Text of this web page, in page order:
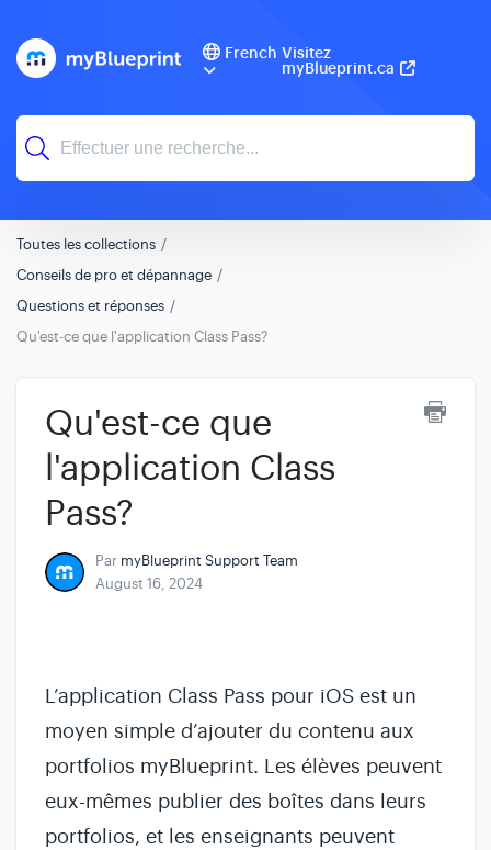
French Visitez
myBlueprint.ca
Toutes les collections
Conseils de pro et dépannage
Questions et réponses
Qu'est-ce que l'application Class Pass?
Qu'est-ce que
l'application Class
Pass?
Par myBlueprint Support Team
August 16, 2024
L’application Class Pass pour iOS est un
moyen simple d’ajouter du contenu aux
portfolios myBlueprint. Les élèves peuvent
eux-mêmes publier des boîtes dans leurs
portfolios, et les enseignants peuvent